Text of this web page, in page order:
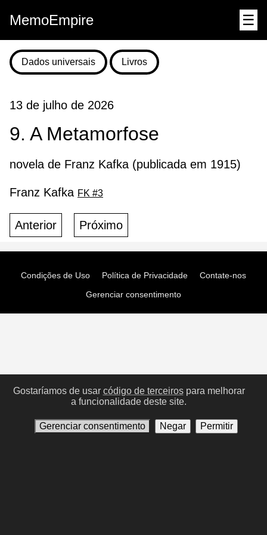
MemoEmpire ☰
Dados universais Livros
13 de julho de 2026
9. A Metamorfose
novela de Franz Kafka (publicada em 1915)
Franz Kafka FK #3
Anterior Próximo
Condições de Uso Política de Privacidade
Contate-nos
Gerenciar consentimento
Gostaríamos de usar código de terceirospara melhorar
a funcionalidade deste site.
Gerenciar consentimento Negar Permitir